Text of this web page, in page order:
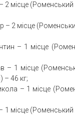
2 місце
– 2 місце
– 1 місце
– 1 місце
– 46 кг;
– 1 місце
1 місце